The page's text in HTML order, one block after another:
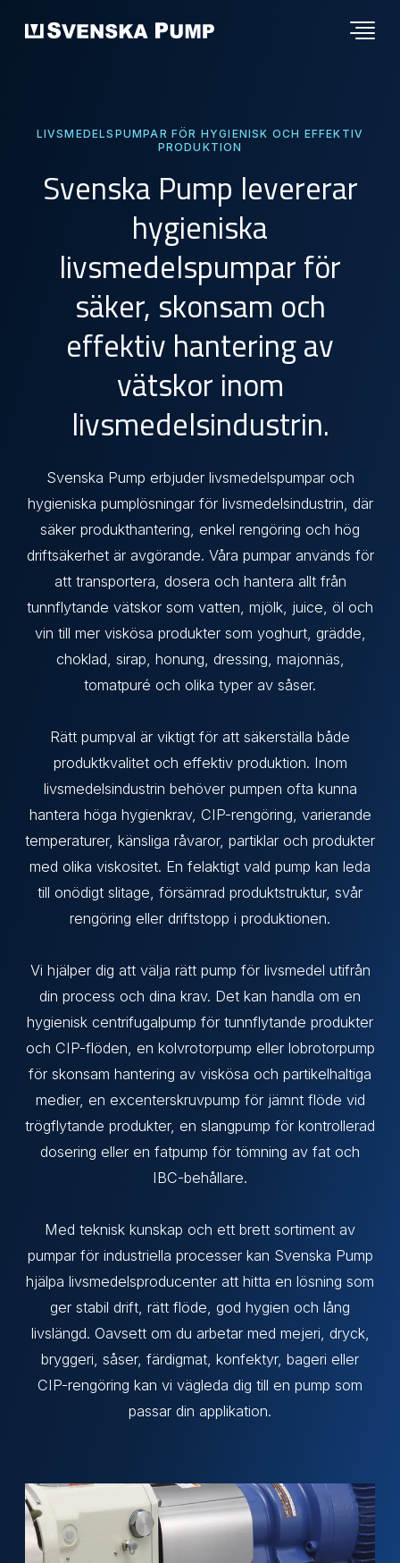
LIVSMEDELSPUMPAR FÖR HYGIENISK OCH EFFEKTIV
PRODUKTION
Svenska Pump levererar
hygieniska
livsmedelspumpar för
säker, skonsam och
effektiv hantering av
vätskor inom
livsmedelsindustrin.
Svenska Pump erbjuder livsmedelspumpar och
hygieniska pumplösningar för livsmedelsindustrin, där
säker produkthantering, enkel rengöring och hög
driftsäkerhet är avgörande. Våra pumpar används för
att transportera, dosera och hantera allt från
tunnflytande vätskor som vatten, mjölk, juice, öl och
vin till mer viskösa produkter som yoghurt, grädde,
choklad, sirap, honung, dressing, majonnäs,
tomatpuré och olika typer av såser.
Rätt pumpval är viktigt för att säkerställa både
produktkvalitet och effektiv produktion. Inom
livsmedelsindustrin behöver pumpen ofta kunna
hantera höga hygienkrav, CIP-rengöring, varierande
temperaturer, känsliga råvaror, partiklar och produkter
med olika viskositet. En felaktigt vald pump kan leda
till onödigt slitage, försämrad produktstruktur, svår
rengöring eller driftstopp i produktionen.
Vi hjälper dig att välja rätt pump för livsmedel utifrån
din process och dina krav. Det kan handla om en
hygienisk centrifugalpump för tunnflytande produkter
och CIP-flöden, en kolvrotorpump eller lobrotorpump
för skonsam hantering av viskösa och partikelhaltiga
medier, en excenterskruvpump för jämnt flöde vid
trögflytande produkter, en slangpump för kontrollerad
dosering eller en fatpump för tömning av fat och
IBC-behållare.
Med teknisk kunskap och ett brett sortiment av
pumpar för industriella processer kan Svenska Pump
hjälpa livsmedelsproducenter att hitta en lösning som
ger stabil drift, rätt flöde, god hygien och lång
livslängd. Oavsett om du arbetar med mejeri, dryck,
bryggeri, såser, färdigmat, konfektyr, bageri eller
CIP-rengöring kan vi vägleda dig till en pump som
passar din applikation.